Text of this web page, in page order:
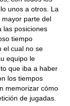
unos a otros. La
parte del
las posiciones
tiempo
el cual no se
equipo le
que iba a haber
los tiempos
memorizar cómo
de jugadas.